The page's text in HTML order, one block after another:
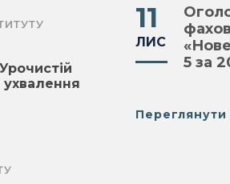
ухвалення
11
ЛИС
5 за
Переглянути